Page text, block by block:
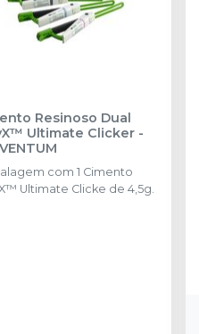
Resinoso Dual
Ultimate Clicker -
com 1 Cimento
Ultimate Clicke de 4,5g.